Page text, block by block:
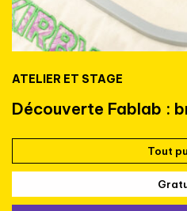
ATELIER ET STAGE
Découverte Fablab :
Tout